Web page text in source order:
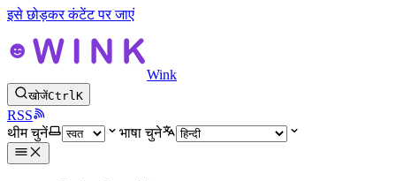
इसे छोड़कर कंटेंट पर जाएं
Wink
खोजेंCtrlK
RSS
थीम चुनें
भाषा चुने